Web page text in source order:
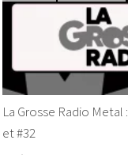
La Grosse Radio Metal
et #32